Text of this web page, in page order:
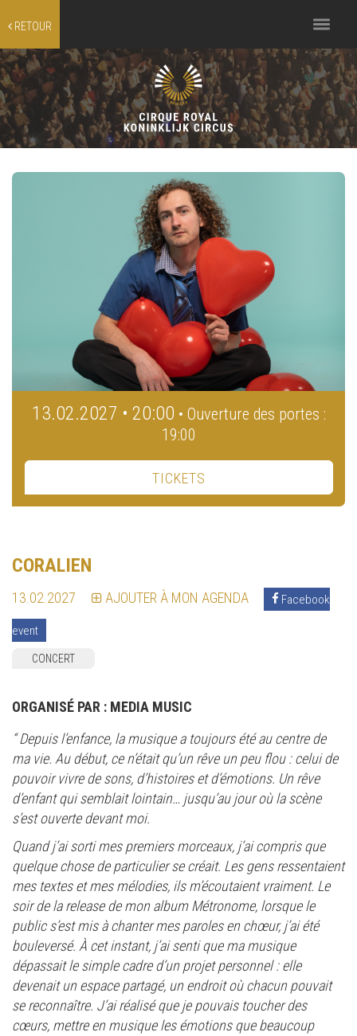
RETOUR
Toggle
navigation
13.02.2027 • 20:00 • Ouverture des portes :
19:00
TICKETS
CORALIEN
13.02.2027 AJOUTER À MON AGENDA Facebook
event
CONCERT
ORGANISÉ PAR : MEDIA MUSIC
“ Depuis l’enfance, la musique a toujours été au centre de
ma vie. Au début, ce n’était qu’un rêve un peu flou : celui de
pouvoir vivre de sons, d’histoires et d’émotions. Un rêve
d’enfant qui semblait lointain… jusqu’au jour où la scène
s’est ouverte devant moi.
Quand j’ai sorti mes premiers morceaux, j’ai compris que
quelque chose de particulier se créait. Les gens ressentaient
mes textes et mes mélodies, ils m’écoutaient vraiment. Le
soir de la release de mon album Métronome, lorsque le
public s’est mis à chanter mes paroles en chœur, j’ai été
bouleversé. À cet instant, j’ai senti que ma musique
dépassait le simple cadre d’un projet personnel : elle
devenait un espace partagé, un endroit où chacun pouvait
se reconnaître. J’ai réalisé que je pouvais toucher des
cœurs, mettre en musique les émotions que beaucoup